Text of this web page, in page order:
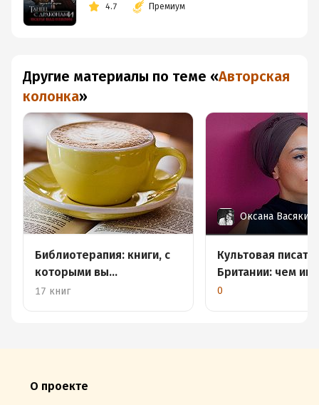
4.7 Премиум
Другие материалы по теме «Авторская
колонка»
Библиотерапия: книги, с
которыми вы
почувствуете себя в
17 книг
Оксана Васякина
Культовая
Британии: чем
Зэди Смит?
0
О проекте